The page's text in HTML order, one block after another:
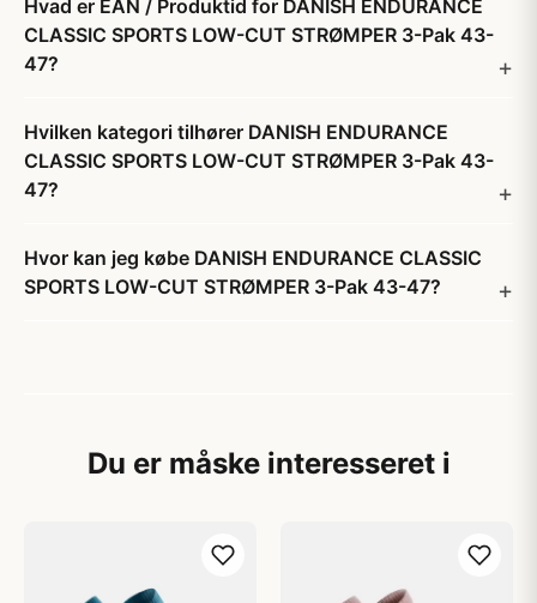
Hvad er EAN / Produktid for DANISH ENDURANCE
CLASSIC SPORTS LOW-CUT STRØMPER 3-Pak 43-
47?
Hvilken kategori tilhører DANISH ENDURANCE
CLASSIC SPORTS LOW-CUT STRØMPER 3-Pak 43-
47?
Hvor kan jeg købe DANISH ENDURANCE CLASSIC
SPORTS LOW-CUT STRØMPER 3-Pak 43-47?
Du er måske interesseret i